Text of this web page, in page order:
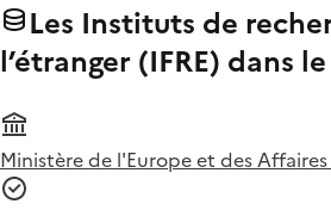
Les Instituts de
l’étranger (IFRE) dans
Ministère de l'Europe et des Affaires